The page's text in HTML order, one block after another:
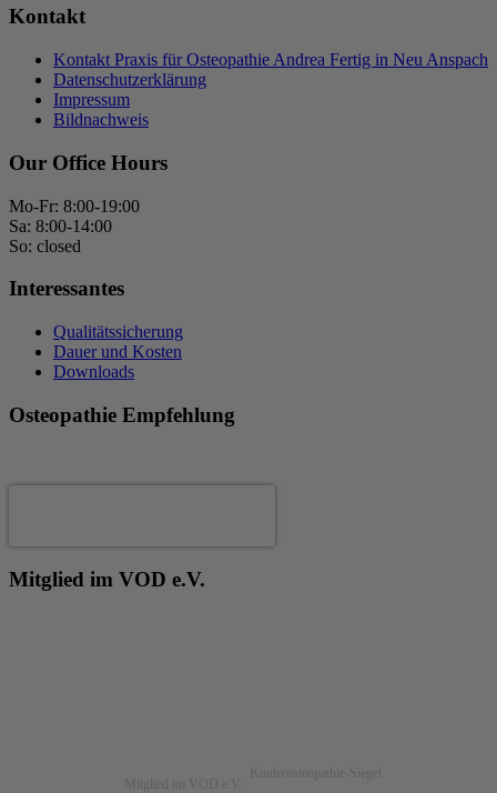
Kontakt
Kontakt Praxis für Osteopathie Andrea Fertig in Neu Anspach
Datenschutzerklärung
Impressum
Bildnachweis
Our Office Hours
Mo-Fr: 8:00-19:00
Sa: 8:00-14:00
So: closed
Interessantes
Qualitätssicherung
Dauer und Kosten
Downloads
Osteopathie Empfehlung
Mitglied im VOD e.V.